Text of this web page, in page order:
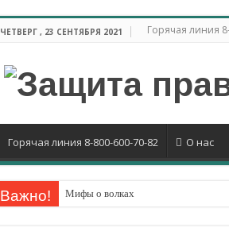
ЧЕТВЕРГ , 23 СЕНТЯБРЯ 2021 Горячая линия
Горячая линия 8-800-600-70-82 О нас
Важно! Мифы о волках